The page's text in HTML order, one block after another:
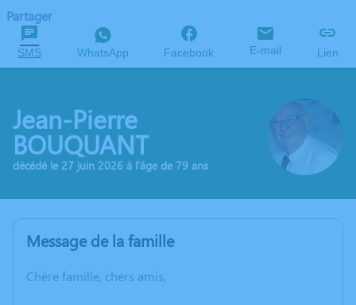
Partager
SMS WhatsApp Facebook E-mail Lien
Jean-Pierre
BOUQUANT
décédé le 27 juin 2026 à l'âge de 79 ans
Message de la famille
Chère famille, chers amis,